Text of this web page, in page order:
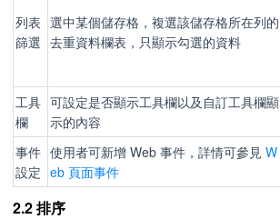
列表
篩選
選中某個儲存格，複選該儲存格所在列的
去重資料欄表，只顯示勾選的資料
工具
欄
可設定是否顯示工具欄以及自訂工具欄顯
示的內容
事件
設定
使用者可新增 Web 事件，詳情可參見 W
eb 頁面事件
2.2 排序